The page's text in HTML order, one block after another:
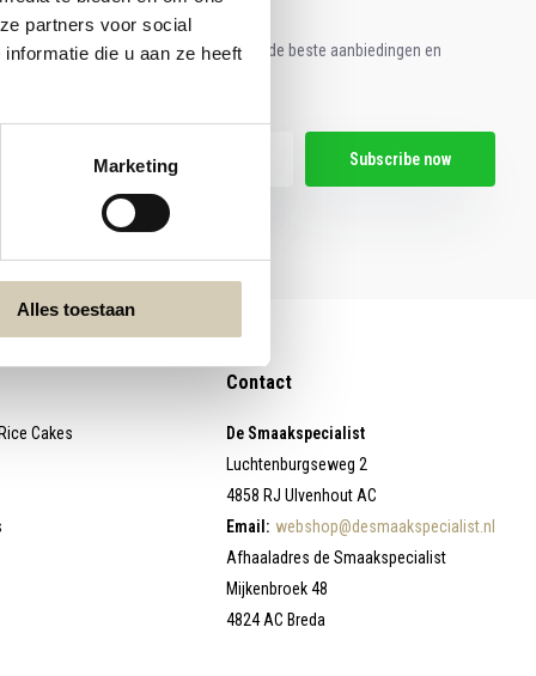
partners voor social
die u aan ze heeft
Marketing
Alles toestaan
aan voor onze nieuwsbrief en ontvang de beste aanbiedingen en
Subscribe now
restrictions here
Cakes
Contact
De Smaakspecialist
Luchtenburgseweg 2
4858 RJ Ulvenhout AC
Email: webshop@desmaakspecialist.nl
Afhaaladres de Smaakspecialist
Mijkenbroek 48
4824 AC Breda